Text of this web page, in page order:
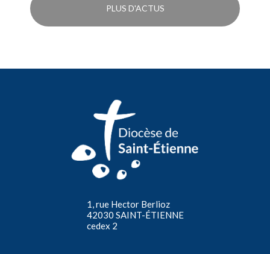
PLUS D'ACTUS
1, rue Hector Berlioz
42030 SAINT-ÉTIENNE
cedex 2